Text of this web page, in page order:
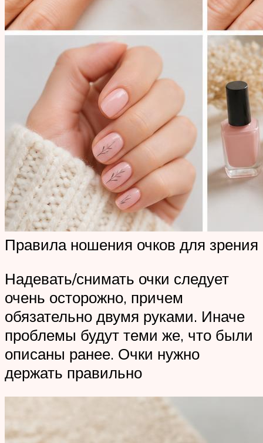
Правила ношения очков для зрения
Надевать/снимать очки следует
очень осторожно, причем
обязательно двумя руками. Иначе
проблемы будут теми же, что были
описаны ранее. Очки нужно
держать правильно